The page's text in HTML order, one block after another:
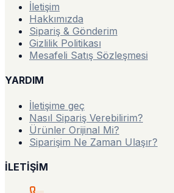
İletişim
Hakkımızda
Sipariş & Gönderim
Gizlilik Politikası
Mesafeli Satış Sözleşmesi
YARDIM
İletişime geç
Nasıl Sipariş Verebilirim?
Ürünler Orijinal Mi?
Siparişim Ne Zaman Ulaşır?
İLETİŞİM